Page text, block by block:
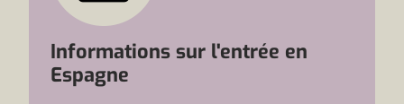
Informations sur l'entrée en
Espagne